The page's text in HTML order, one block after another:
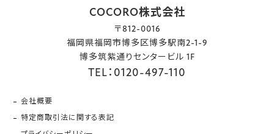
COCORO株式会社
〒812-0016
福岡県福岡市博多区博多駅南2-1-9
博多筑紫通りセンタービル 1F
TEL：0120-497-110
会社概要
特定商取引法に関する表記